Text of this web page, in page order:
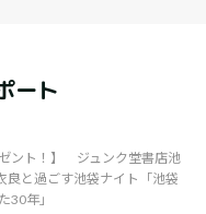
ート
ント！】 ジュンク堂書店池
と過ごす池袋ナイト「池袋
30年」